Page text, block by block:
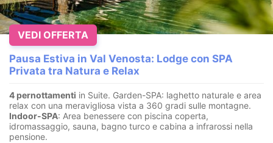
Pausa Estiva in Val Venosta: Lodge con SPA
Privata tra Natura e Relax
4 pernottamenti in Suite. Garden-SPA: laghetto naturale e area
relax con una meravigliosa vista a 360 gradi sulle montagne.
Indoor-SPA: Area benessere con piscina coperta,
idromassaggio, sauna, bagno turco e cabina a infrarossi nella
pensione.
VEDI OFFERTA